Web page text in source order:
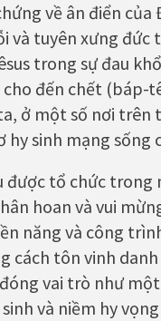
về ân điển
và tuyên xưng
trong sự đau
đến chết (báp-
ở một số nơi trên
sinh mạng sống
tổ chức
hoan và vui
năng và công
tôn vinh
vai trò như
và niềm hy